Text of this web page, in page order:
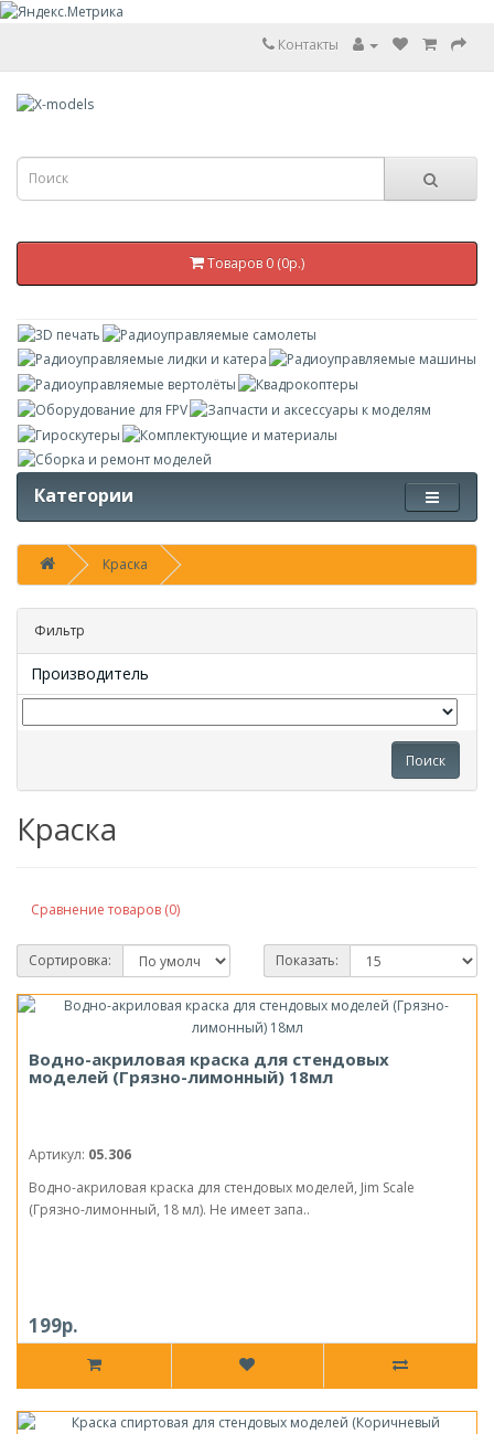
Контакты
Товаров 0 (0р.)
Категории
Краска
Фильтр
Производитель
Поиск
Краска
Сравнение товаров (0)
Сортировка: Показать:
Водно-акриловая краска для стендовых
моделей (Грязно-лимонный) 18мл
Артикул: 05.306
Водно-акриловая краска для стендовых моделей, Jim Scale
(Грязно-лимонный, 18 мл). Не имеет запа..
199р.